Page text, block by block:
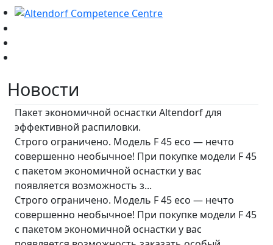
Новости
Пакет экономичной оснастки Altendorf для
эффективной распиловки.
Строго ограничено. Модель F 45 eco — нечто
совершенно необычное! При покупке модели F 45
с пакетом экономичной оснастки у вас
появляется возможность з...
Строго ограничено. Модель F 45 eco — нечто
совершенно необычное! При покупке модели F 45
с пакетом экономичной оснастки у вас